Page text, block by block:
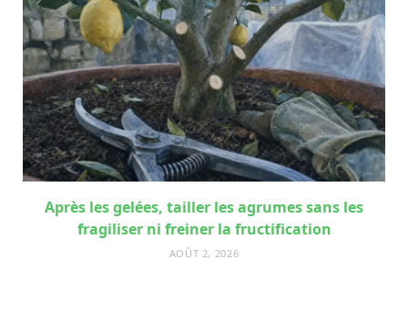
Après les gelées, tailler les agrumes sans les
fragiliser ni freiner la fructification
AOÛT 2, 2026